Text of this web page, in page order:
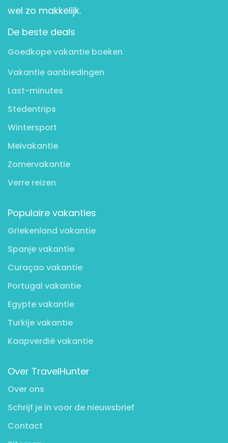
wel zo makkelijk.
De beste deals
Goedkope vakantie boeken
Vakantie aanbiedingen
Last-minutes
Stedentrips
Wintersport
Meivakantie
Zomervakantie
Verre reizen
Populaire vakanties
Griekenland vakantie
Spanje vakantie
Curaçao vakantie
Portugal vakantie
Egypte vakantie
Turkije vakantie
Kaapverdië vakantie
Over TravelHunter
Over ons
Schrijf je in voor de nieuwsbrief
Contact